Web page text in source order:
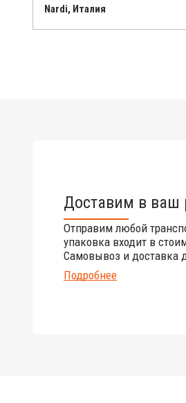
Nardi, Италия
Доставим в ваш
Отправим любой
упаковка входит в
Самовывоз и доставка
Подробнее